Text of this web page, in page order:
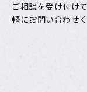
ご相談を受け付け
軽にお問い合わせ